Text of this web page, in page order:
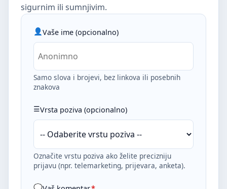
sigurnim ili sumnjivim.
Vaše ime (opcionalno)
Samo slova i brojevi, bez linkova ili posebnih
znakova
Vrsta poziva (opcionalno)
Označite vrstu poziva ako želite precizniju
prijavu (npr. telemarketing, prijevara, anketa).